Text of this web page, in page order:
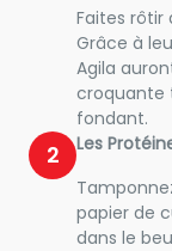
Faites rôtir
Grâce à
Agila
fondant.
2
Les
papier de
dans le